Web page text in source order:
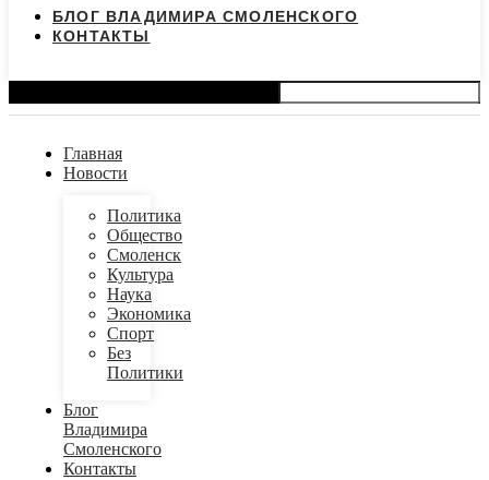
БЛОГ ВЛАДИМИРА СМОЛЕНСКОГО
КОНТАКТЫ
Главная
Новости
Политика
Общество
Смоленск
Культура
Наука
Экономика
Спорт
Без
Политики
Блог
Владимира
Смоленского
Контакты